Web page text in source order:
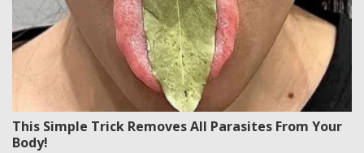
This Simple Trick Removes All Parasites From Your
Body!